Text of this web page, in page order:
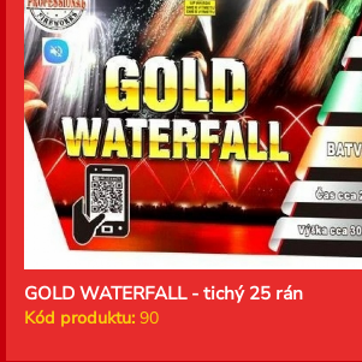
GOLD WATERFALL - tichý 25 rán
Kód produktu: 90